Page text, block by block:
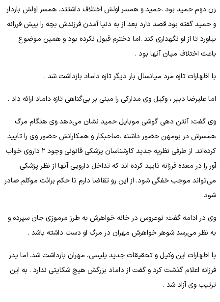
زن دوم حمید بود .حمید و همسر اولش اختلاف داشتتد. همسر اولش باردار
و حمید گفته بود قصد دارد بعد از به دنیا آمدن فرزندش بچه را پیش فرزانه
بیاورد تا از او نگهداری کند .اما دخترم قبول نکرده بود و همین موضوع
باعث اختلاف میان آنها بود .
با اظهارات تازه مرد میانسال بار دیگر تازه داماد بازداشت شد .
اما علیرضا دبیر ، وکیل وی مدارکی را مبنی بر بی‌گناهی تازه داماد ارائه داد .
وی گفت: آنتن دهی گوشی موبایل حمید نشان می‌دهد وی هنگام مرگ
همسرش در بومهن حضور داشته .صاحبکار و همکارانش حضور وی را تایید
کرده‌اند. از طرفی نظریه جدید کارشناسان پزشکی قانونی وجود ۲ داروی خواب
آور را در معده فرزانه تایید کرده اند که تداخل دارویی آنها از نظر پزشکی
می‌تواند موجب خفگی شود. از این رو تقاضا دارم تا حکم برائت موکلم صادر
شود .
وی در ادامه گفت: نوعروس در خانه خواهرش به طرز مرموزی جان سپرده و
به نظر می‌رسد شوهر خواهرش مهران در مرگ او دست داشته باشد .
با اطهارات این وکیل و تحقیقات جدید پلیسی، مهران بازداشت شد. اما پدر
فرزانه اعلام گذشت کرد و گفت از داماد بزرگش هیچ شکایتی ندارد . به این
ترتیب وی آزاد شد .